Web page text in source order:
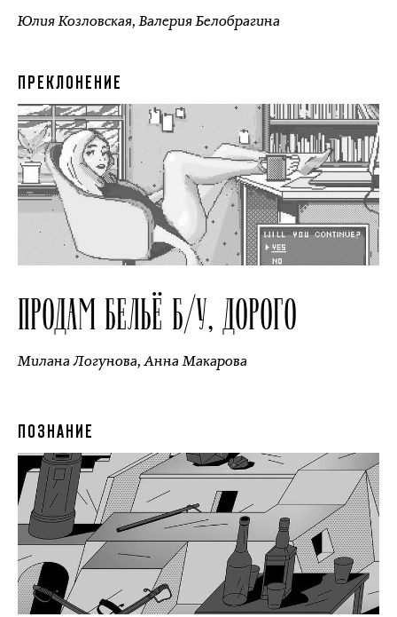
Юлия Козловская,Валерия Белобрагина
ПРЕКЛОНЕНИЕ
ПРОДАМ БЕЛЬЁ Б/У, ДОРОГО
Милана Логунова,Анна Макарова
ПОЗНАНИЕ